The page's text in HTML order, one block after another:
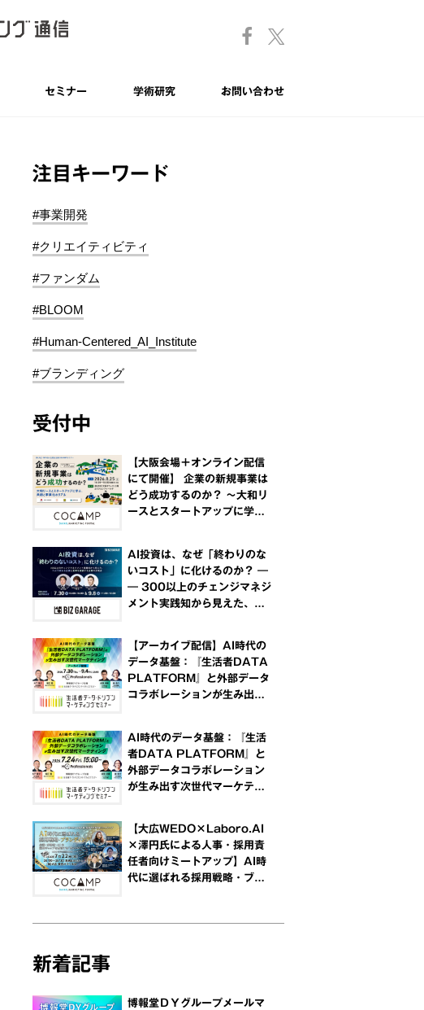
セミナー 学術研究 お問い合わせ
注目キーワード
#事業開発
#クリエイティビティ
#ファンダム
#BLOOM
#Human-Centered_AI_Institute
#ブランディング
受付中
【大阪会場＋オンライン配信
にて開催】 企業の新規事業は
どう成功するのか？ ～大和リ
ースとスタートアップに学
AI投資は、なぜ「終わりのな
いコスト」に化けるのか？ ―
― 300以上のチェンジマネジ
メント実践知から見えた、Po
【アーカイブ配信】AI時代の
データ基盤：『生活者DATA
PLATFORM』と外部データ
コラボレーションが生み出す
AI時代のデータ基盤：『生活
者DATA PLATFORM』と
外部データコラボレーション
が生み出す次世代マーケティ
【大広WEDO×Laboro.AI
×澤円氏による人事・採用責
任者向けミートアップ】AI時
代に選ばれる採用戦略・ブラ
「オントロジー」～
新着記事
博報堂ＤＹグループメールマ